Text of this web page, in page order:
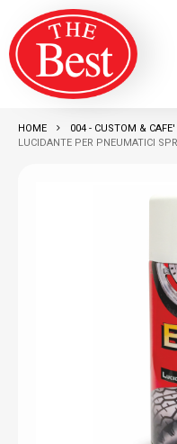
main
content
Products
search
HOME 004 - CUSTOM &
LUCIDANTE PER PNEUMATICI